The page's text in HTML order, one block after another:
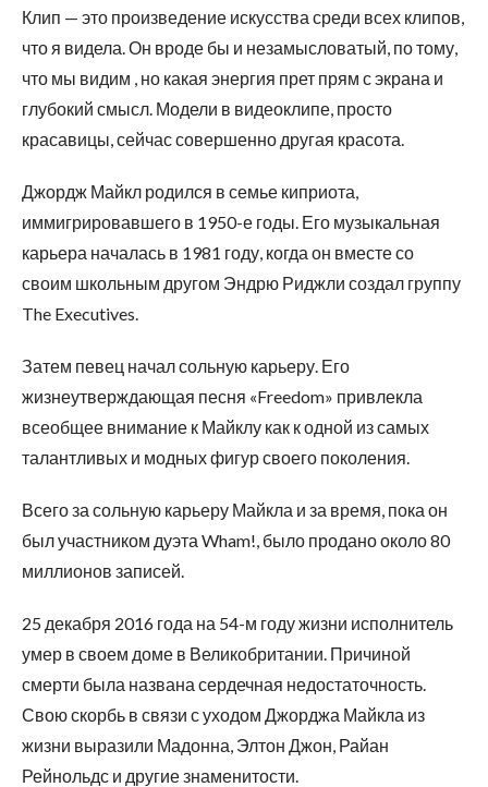
Клип — это произведение искусства среди всех клипов,
что я видела. Он вроде бы и незамысловатый, по тому,
что мы видим , но какая энергия прет прям с экрана и
глубокий смысл. Модели в видеоклипе, просто
красавицы, сейчас совершенно другая красота.
Джордж Майкл родился в семье киприота,
иммигрировавшего в 1950-е годы. Его музыкальная
карьера началась в 1981 году, когда он вместе со
своим школьным другом Эндрю Риджли создал группу
The Executives.
Затем певец начал сольную карьеру. Его
жизнеутверждающая песня «Freedom» привлекла
всеобщее внимание к Майклу как к одной из самых
талантливых и модных фигур своего поколения.
Всего за сольную карьеру Майкла и за время, пока он
был участником дуэта Wham!, было продано около 80
миллионов записей.
25 декабря 2016 года на 54-м году жизни исполнитель
умер в своем доме в Великобритании. Причиной
смерти была названа сердечная недостаточность.
Свою скорбь в связи с уходом Джорджа Майкла из
жизни выразили Мадонна, Элтон Джон, Райан
Рейнольдс и другие знаменитости.